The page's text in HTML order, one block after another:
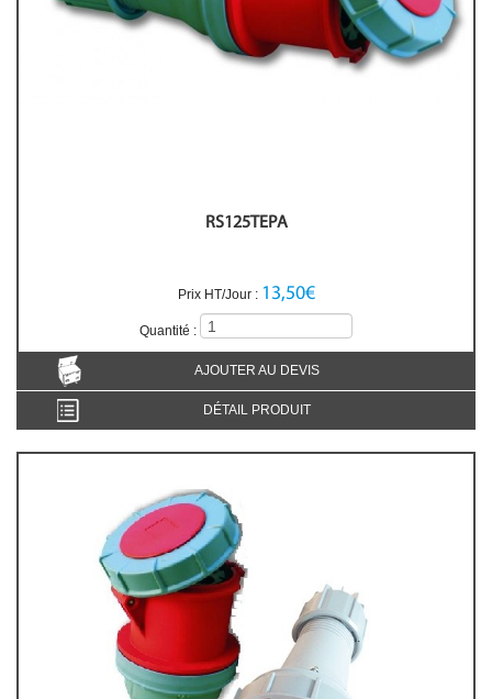
RS125TEPA
Prix HT/Jour : 13,50€
Quantité :
AJOUTER AU DEVIS
DÉTAIL PRODUIT